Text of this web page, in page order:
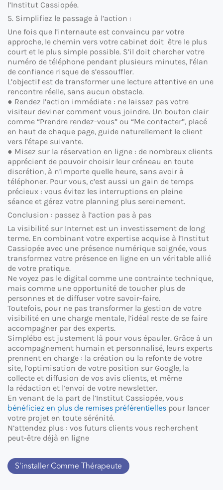
l’Institut Cassiopée.
5. Simplifiez le passage à l’action :
Une fois que l’internaute est convaincu par votre
approche, le chemin vers votre cabinet doit être le plus
court et le plus simple possible. S’il doit chercher votre
numéro de téléphone pendant plusieurs minutes, l’élan
de confiance risque de s’essouffler.
L’objectif est de transformer une lecture attentive en une
rencontre réelle, sans aucun obstacle.
● Rendez l’action immédiate : ne laissez pas votre
visiteur deviner comment vous joindre. Un bouton clair
comme “Prendre rendez-vous” ou “Me contacter”, placé
en haut de chaque page, guide naturellement le client
vers l’étape suivante.
● Misez sur la réservation en ligne : de nombreux clients
apprécient de pouvoir choisir leur créneau en toute
discrétion, à n’importe quelle heure, sans avoir à
téléphoner. Pour vous, c’est aussi un gain de temps
précieux : vous évitez les interruptions en pleine
séance et gérez votre planning plus sereinement.
Conclusion : passez à l’action pas à pas
La visibilité sur Internet est un investissement de long
terme. En combinant votre expertise acquise à l’Institut
Cassiopée avec une présence numérique soignée, vous
transformez votre présence en ligne en un véritable allié
de votre pratique.
Ne voyez pas le digital comme une contrainte technique,
mais comme une opportunité de toucher plus de
personnes et de diffuser votre savoir-faire.
Toutefois, pour ne pas transformer la gestion de votre
visibilité en une charge mentale, l’idéal reste de se faire
accompagner par des experts.
Simplébo est justement là pour vous épauler. Grâce à un
accompagnement humain et personnalisé, leurs experts
prennent en charge : la création ou la refonte de votre
site, l’optimisation de votre position sur Google, la
collecte et diffusion de vos avis clients, et même
la rédaction et l’envoi de votre newsletter.
En venant de la part de l’Institut Cassiopée, vous
bénéficiez en plus de remises préférentielles pour lancer
votre projet en toute sérénité.
N’attendez plus : vos futurs clients vous recherchent
peut-être déjà en ligne
S'installer Comme Thérapeute